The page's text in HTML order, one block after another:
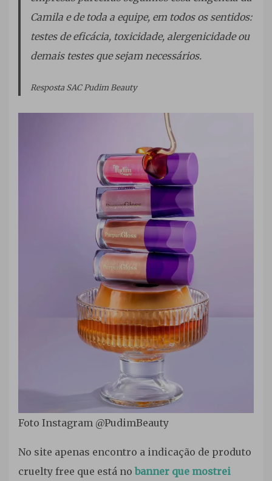
Camila e de toda a equipe, em todos os sentidos:
testes de eficácia, toxicidade, alergenicidade ou
demais testes que sejam necessários.
Resposta SAC Pudim Beauty
Foto Instagram @PudimBeauty
No site apenas encontro a indicação de produto
cruelty free que está nobanner que mostrei